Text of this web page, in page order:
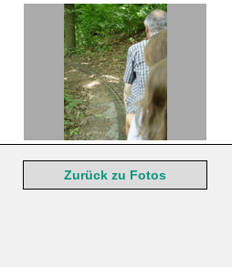
Zurück zu Fotos